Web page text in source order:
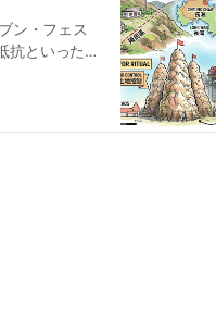
ン・フェス
抗といった